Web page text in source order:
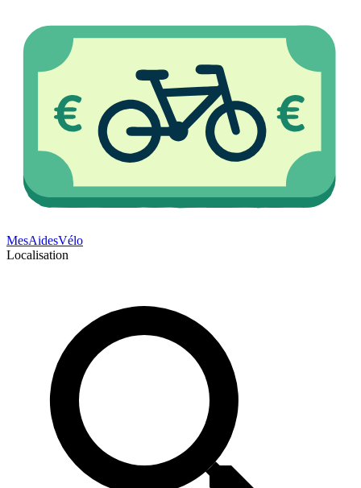
MesAidesVélo
Localisation